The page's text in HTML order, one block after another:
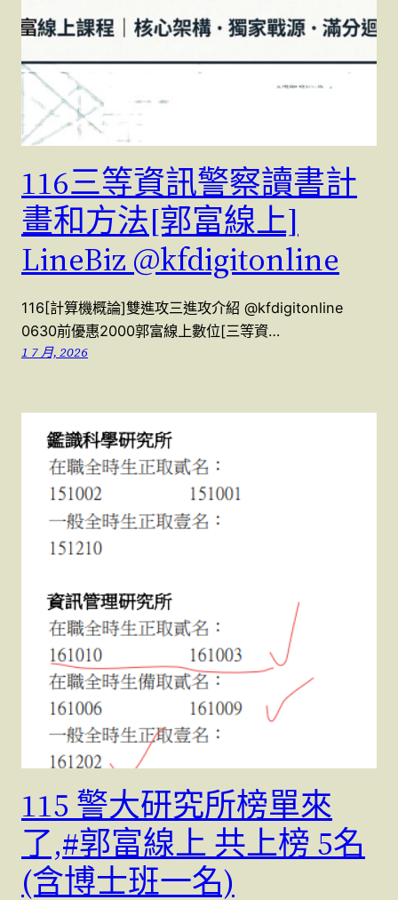
116三等資訊警察讀書計
畫和方法[郭富線上]
LineBiz @kfdigitonline
116[計算機概論]雙進攻三進攻介紹 @kfdigitonline
0630前優惠2000郭富線上數位[三等資…
1 7 月, 2026
115 警大研究所榜單來
了,#郭富線上 共上榜 5名
(含博士班一名)